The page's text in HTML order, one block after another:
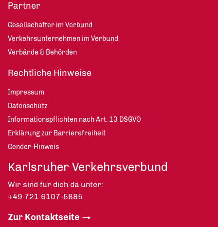
Partner
Gesellschafter im Verbund
Verkehrsunternehmen im Verbund
Verbände & Behörden
Rechtliche Hinweise
Impressum
Datenschutz
Informationspflichten nach Art. 13 DSGVO
Erklärung zur Barrierefreiheit
Gender-Hinweis
Karlsruher Verkehrsverbund
Wir sind für dich da unter:
+49 721 6107-5885
Zur Kontaktseite